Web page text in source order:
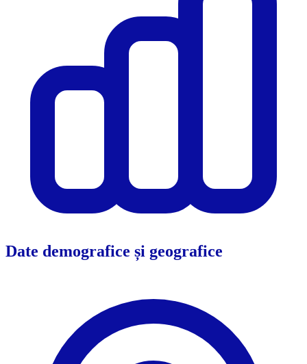
Date demografice și geografice